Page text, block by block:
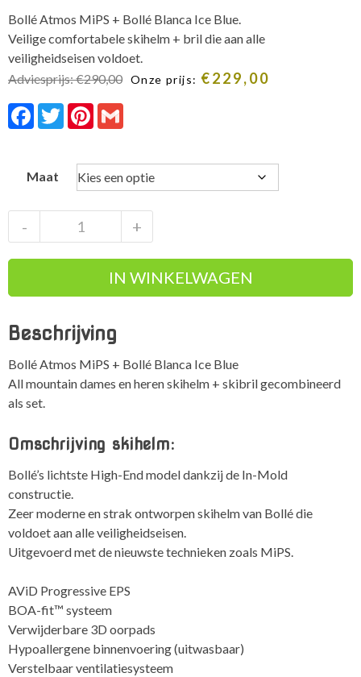
Bollé Atmos MiPS + Bollé Blanca Ice Blue.
Veilige comfortabele skihelm + bril die aan alle
veiligheidseisen voldoet.
Adviesprijs:€290,00 Onze prijs: €229,00
Facebook
TwitterPinterest
Maat
Atmos
MiPS
skihelm
bril
+
-
IN WINKELWAGEN
Beschrijving
Bollé Atmos MiPS + Bollé Blanca Ice Blue
All mountain dames en heren skihelm + skibril gecombineerd
als set.
Omschrijving skihelm:
Bollé’s lichtste High-End model dankzij de In-Mold
constructie.
Zeer moderne en strak ontworpen skihelm van Bollé die
voldoet aan alle veiligheidseisen.
Uitgevoerd met de nieuwste technieken zoals MiPS.
AViD Progressive EPS
BOA-fit™ systeem
Verwijderbare 3D oorpads
Hypoallergene binnenvoering (uitwasbaar)
Verstelbaar ventilatiesysteem